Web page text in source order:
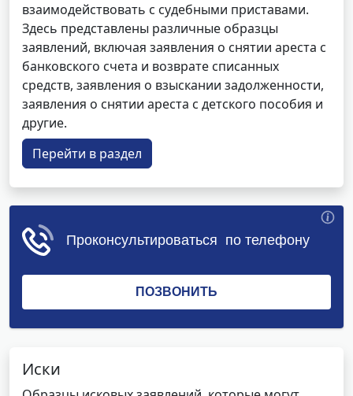
взаимодействовать с судебными приставами.
Здесь представлены различные образцы
заявлений, включая заявления о снятии ареста с
банковского счета и возврате списанных
средств, заявления о взыскании задолженности,
заявления о снятии ареста с детского пособия и
другие.
Перейти в раздел
Иски